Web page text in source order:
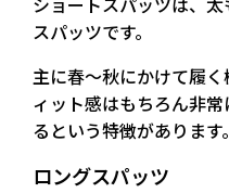
スパッツです。
主に春～秋にかけて履
ィット感はもちろん非
るという特徴があります。
ロングスパッツ